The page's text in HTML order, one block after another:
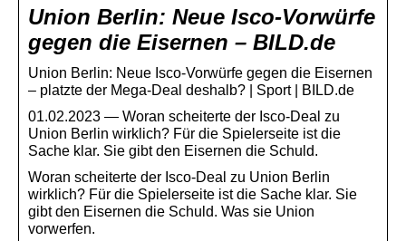
Union Berlin: Neue Isco-Vorwürfe
gegen die Eisernen – BILD.de
Union Berlin: Neue Isco-Vorwürfe gegen die Eisernen
– platzte der Mega-Deal deshalb? | Sport | BILD.de
01.02.2023 — Woran scheiterte der Isco-Deal zu
Union Berlin wirklich? Für die Spielerseite ist die
Sache klar. Sie gibt den Eisernen die Schuld.
Woran scheiterte der Isco-Deal zu Union Berlin
wirklich? Für die Spielerseite ist die Sache klar. Sie
gibt den Eisernen die Schuld. Was sie Union
vorwerfen.